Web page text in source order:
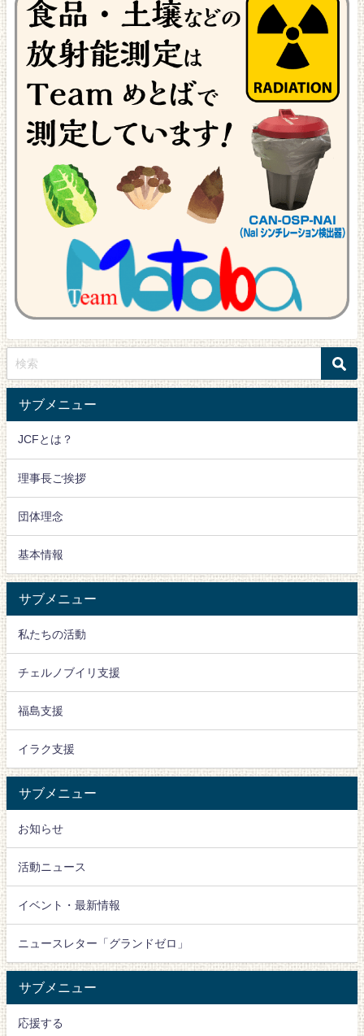
サブメニュー
JCFとは？
理事長ご挨拶
団体理念
基本情報
サブメニュー
私たちの活動
チェルノブイリ支援
福島支援
イラク支援
サブメニュー
お知らせ
活動ニュース
イベント・最新情報
ニュースレター「グランドゼロ」
サブメニュー
応援する